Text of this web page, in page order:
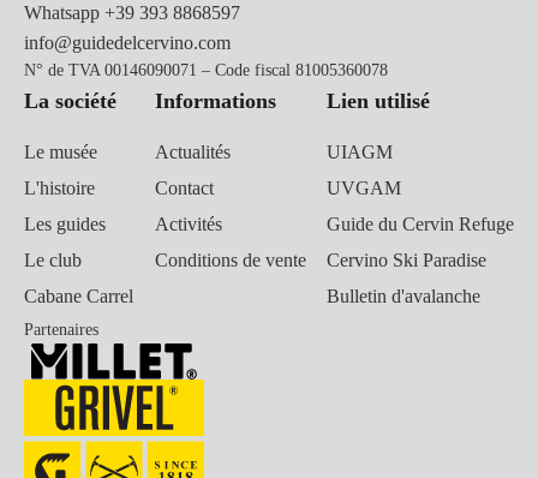
Whatsapp +39 393 8868597
info@guidedelcervino.com
N° de TVA 00146090071 – Code fiscal 81005360078
La société
Le musée
L'histoire
Les guides
Le club
Cabane Carrel
Informations
Actualités
Contact
Activités
Conditions de vente
Lien utilisé
UIAGM
UVGAM
Guide du Cervin Refuge
Cervino Ski Paradise
Bulletin d'avalanche
Partenaires